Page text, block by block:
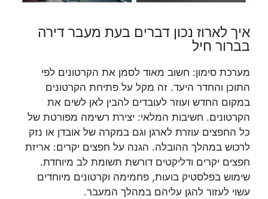
איך לארוז נכון דברים בעת מעבר דירה
בברור חיל
מערכת סימון: חשוב מאוד לסמן את הקרטונים לפי
התוכן והחדר היעד. זה מקל על פתיחת הקרטונים
במקום החדש ועוזר לעובדים להבין לאן לשים את
הקרטונים. חשיבות המלאי: יצירת רשימה מפורטת של
כל החפצים עוזרת לארגן וגם במקרה של אובדן או נזק
לרכוש במהלך ההובלה. הגנה על חפצים יקרים: אריזת
חפצים יקרים ודליקטים דורשת תשומת לב מיוחדת.
שימוש בפלסטיק בועות, פחמימה וקרטונים מיוחדים
עשוי לעזור להגן עליהם במהלך המעבר.